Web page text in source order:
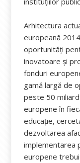
Arhitectura
europeană
oportunități
inovatoare și
fonduri
gamă largă de
peste 50
europene în
educație,
dezvoltarea
implementarea
europene